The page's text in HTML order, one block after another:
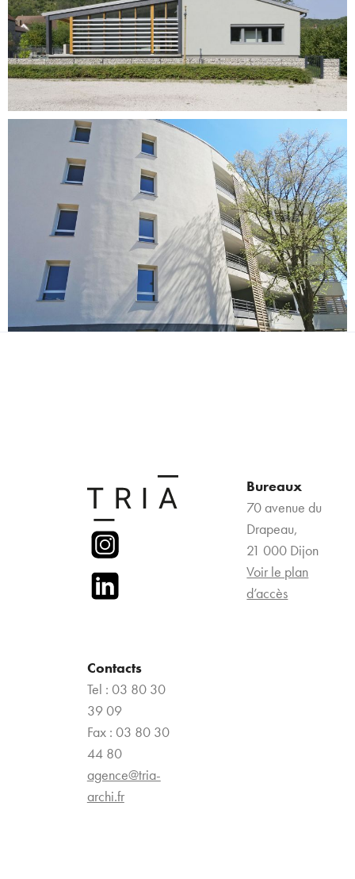
Bureaux
70 avenue du
Drapeau,
21 000 Dijon
Voir le plan
d’accès
Contacts
Tel : 03 80 30
39 09
Fax : 03 80 30
44 80
agence@tria-
archi.fr